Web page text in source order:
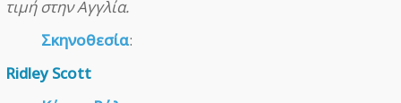
τιμή στην Αγγλία.
Σκηνοθεσία:
Ridley Scott